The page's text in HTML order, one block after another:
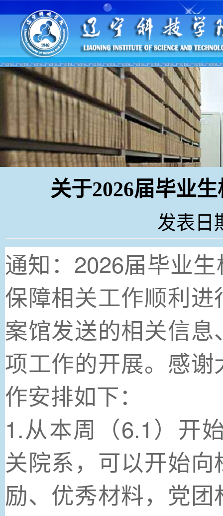
关于2026届毕业
发表日
通知：2026届毕业
保障相关工作顺利
案馆发送的相关信
项工作的开展。感
作安排如下：
1.从本周（6.1）开
关院系，可以开始
励、优秀材料，党